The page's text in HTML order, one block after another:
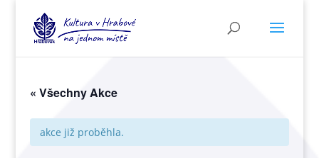
« Všechny Akce
akce již proběhla.